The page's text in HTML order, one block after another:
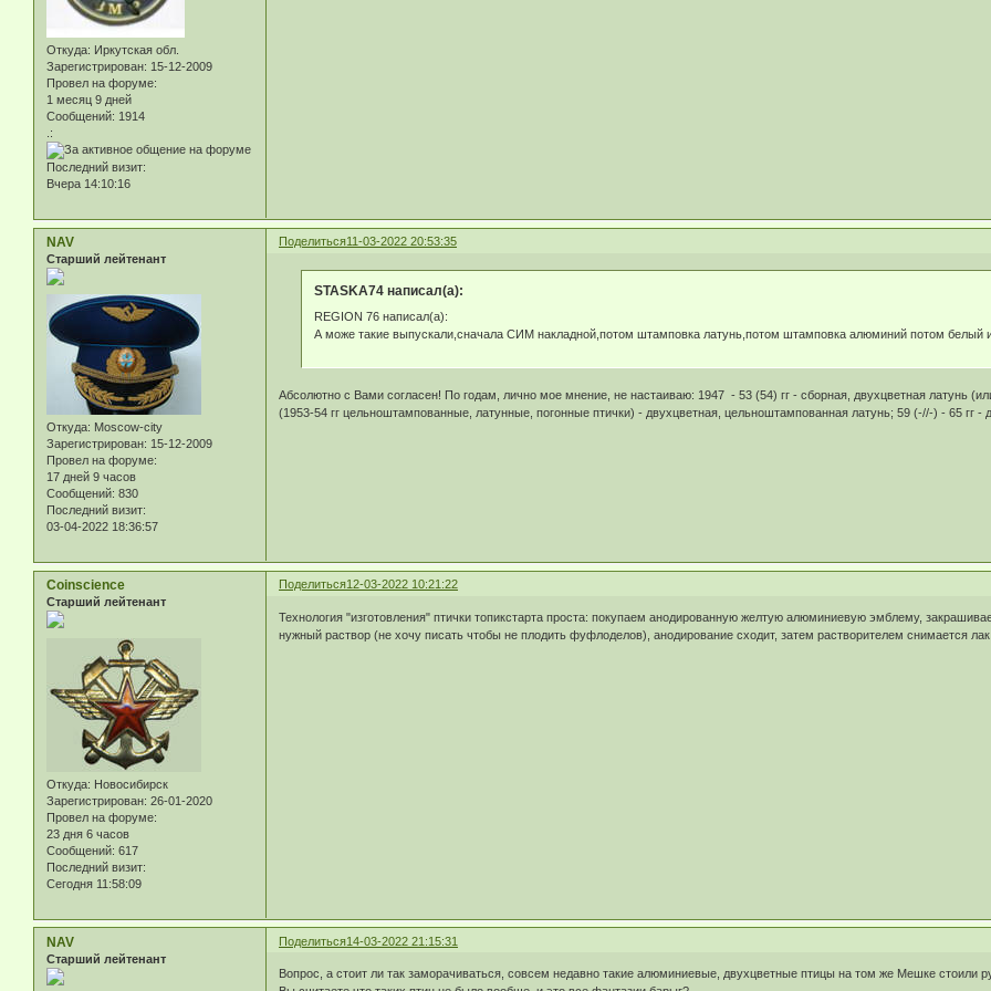
Откуда: Иркутская обл.
Зарегистрирован: 15-12-2009
Провел на форуме:
1 месяц 9 дней
Сообщений: 1914
.:
Последний визит:
Вчера 14:10:16
Поделиться11-03-2022 20:53:35
NAV
Старший лейтенант
Откуда: Moscow-city
Зарегистрирован: 15-12-2009
Провел на форуме:
17 дней 9 часов
Сообщений: 830
Последний визит:
03-04-2022 18:36:57
STASKA74 написал(а):
REGION 76 написал(а):
А може такие выпускали,сначала СИМ накладной,потом штамповка латунь,потом штамповка алюминий потом белый
Абсолютно с Вами согласен! По годам, лично мое мнение, не настаиваю: 1947 - 53 (54) гг - сборная, двухцветная латунь
(1953-54 гг цельноштампованные, латунные, погонные птички) - двухцветная, цельноштампованная латунь; 59 (-//-) - 65 гг -
Поделиться12-03-2022 10:21:22
Coinscience
Старший лейтенант
Откуда: Новосибирск
Зарегистрирован: 26-01-2020
Провел на форуме:
23 дня 6 часов
Сообщений: 617
Последний визит:
Сегодня 11:58:09
Технология "изготовления" птички топикстарта проста: покупаем анодированную желтую алюминиевую эмблему,
нужный раствор (не хочу писать чтобы не плодить фуфлоделов), анодирование сходит, затем растворителем снимается
Поделиться14-03-2022 21:15:31
NAV
Старший лейтенант
Вопрос, а стоит ли так заморачиваться, совсем недавно такие алюминиевые, двухцветные птицы на том же Мешке стоили